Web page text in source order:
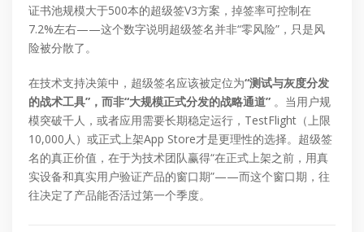
证书池规模大于500本的超级签V3方案，掉签率可控制在
7.2%左右——这个数字说明超级签名并非“零风险”，只是风
险被分散了。
在技术支持决策中，超级签名应该被定位为“测试与灰度分发
的战术工具”，而非“大规模正式分发的战略通道” 。当用户规
模突破千人，或者应用需要长期稳定运行，TestFlight（上限
10,000人）或正式上架App Store才是更理性的选择。超级签
名的真正价值，在于为技术团队赢得“在正式上架之前，用真
实设备和真实用户验证产品的窗口期”——而这个窗口期，往
往决定了产品能否活过第一个季度。